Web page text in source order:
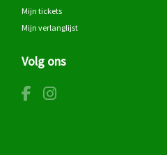
Mijn tickets
Mijn verlanglijst
Volg ons